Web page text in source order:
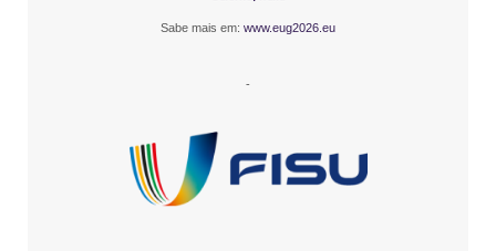
Sabe mais em: www.eug2026.eu
-